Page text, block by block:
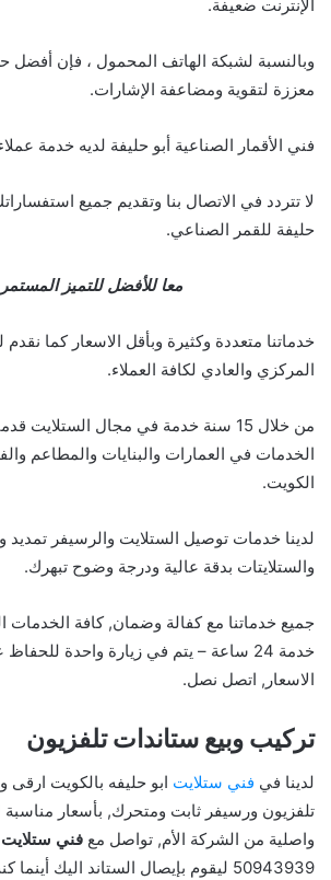
الإنترنت ضعيفة.
وبالنسبة لشبكة الهاتف المحمول ، فإن
معززة لتقوية ومضاعفة الإشارات.
فني الأقمار الصناعية أبو حليفة لديه خدمة
لا تتردد في الاتصال بنا وتقديم جميع
حليفة للقمر الصناعي.
معا للأفضل للتميز المستمر
خدماتنا متعددة وكثيرة وبأقل الاسعار كما
المركزي والعادي لكافة العملاء.
من خلال 15 سنة خدمة في مجال الستلايت
الخدمات في العمارات والبنايات والمطاعم
الكويت.
لدينا خدمات توصيل الستلايت والرسيفر تمديد
والستلايتات بدقة عالية ودرجة وضوح تبهرك.
جميع خدماتنا مع كفالة وضمان, كافة الخدمات
خدمة 24 ساعة – يتم في زيارة واحدة
الاسعار, اتصل نصل.
تركيب وبيع ستاندات تلفزيون
لدينا في فني ستلايت ابو حليفه بالكويت ارقى
تلفزيون ورسيفر ثابت ومتحرك, بأسعار مناسبة
واصلية من الشركة الأم, تواصل مع فني ستلايت
50943939 ليقوم بإيصال الستاند اليك